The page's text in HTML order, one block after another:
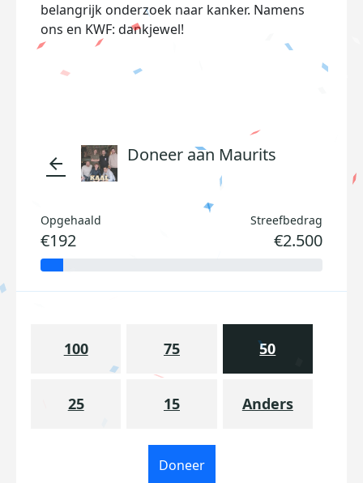
belangrijk onderzoek naar kanker. Namens
ons en KWF: dankjewel!
arrow_back Doneer aan Maurits
Opgehaald
€192
Streefbedrag
€2.500
100 75 50
25 15 Anders
Doneer